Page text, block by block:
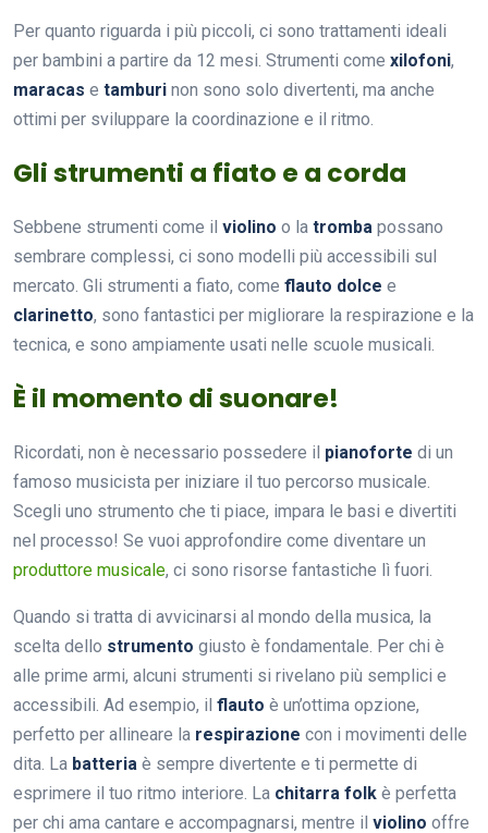
Per quanto riguarda i più piccoli, ci sono trattamenti ideali
per bambini a partire da 12 mesi. Strumenti come xilofoni,
maracas e tamburi non sono solo divertenti, ma anche
ottimi per sviluppare la coordinazione e il ritmo.
Gli strumenti a fiato e a corda
Sebbene strumenti come il violino o la tromba possano
sembrare complessi, ci sono modelli più accessibili sul
mercato. Gli strumenti a fiato, come flauto dolce e
clarinetto, sono fantastici per migliorare la respirazione e la
tecnica, e sono ampiamente usati nelle scuole musicali.
È il momento di suonare!
Ricordati, non è necessario possedere il pianoforte di un
famoso musicista per iniziare il tuo percorso musicale.
Scegli uno strumento che ti piace, impara le basi e divertiti
nel processo! Se vuoi approfondire come diventare un
produttore musicale, ci sono risorse fantastiche lì fuori.
Quando si tratta di avvicinarsi al mondo della musica, la
scelta dello strumento giusto è fondamentale. Per chi è
alle prime armi, alcuni strumenti si rivelano più semplici e
accessibili. Ad esempio, il flauto è un’ottima opzione,
perfetto per allineare la respirazione con i movimenti delle
dita. La batteria è sempre divertente e ti permette di
esprimere il tuo ritmo interiore. La chitarra folk è perfetta
per chi ama cantare e accompagnarsi, mentre il violino offre